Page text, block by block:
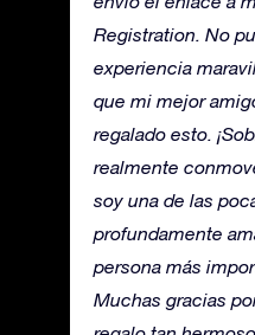
Registration. No
experiencia
que mi mejor
regalado esto.
realmente
soy una de las
profundamente
persona más
Muchas gracias